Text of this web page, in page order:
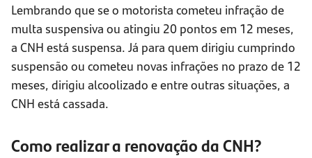
Lembrando que se o motorista cometeu infração de
multa suspensiva ou atingiu 20 pontos em 12 meses,
a CNH está suspensa. Já para quem dirigiu cumprindo
suspensão ou cometeu novas infrações no prazo de 12
meses, dirigiu alcoolizado e entre outras situações, a
CNH está cassada.
Como realizar a renovação da CNH?